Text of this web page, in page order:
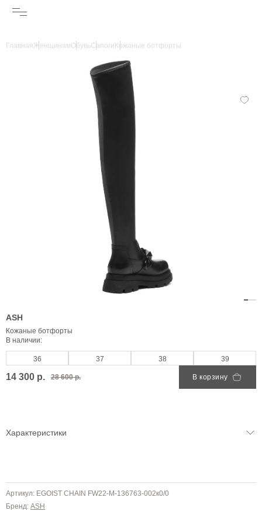
ГлавнаяЖенщинамОбувьСапоги Кожаные ботфорты
ASH
Кожаные ботфорты
В наличии:
36 37 38 39
14 300 р. 28 600 р. В корзину
Характеристики
Артикул: EGOIST CHAIN FW22-M-136763-002к0/0
Бренд: ASH